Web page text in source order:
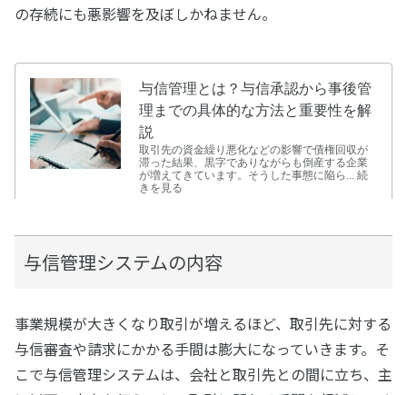
の存続にも悪影響を及ぼしかねません。
与信管理システムの内容
事業規模が大きくなり取引が増えるほど、取引先に対する
与信審査や請求にかかる手間は膨大になっていきます。そ
こで与信管理システムは、会社と取引先との間に立ち、主